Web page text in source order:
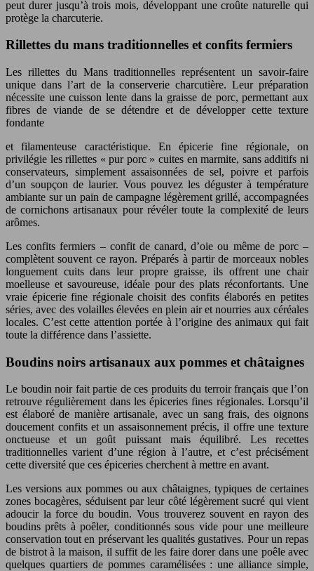
peut durer jusqu’à trois mois, développant une croûte naturelle qui
protège la charcuterie.
Rillettes du mans traditionnelles et confits fermiers
Les rillettes du Mans traditionnelles représentent un savoir-faire
unique dans l’art de la conserverie charcutière. Leur préparation
nécessite une cuisson lente dans la graisse de porc, permettant aux
fibres de viande de se détendre et de développer cette texture
fondante
et filamenteuse caractéristique. En épicerie fine régionale, on
privilégie les rillettes « pur porc » cuites en marmite, sans additifs ni
conservateurs, simplement assaisonnées de sel, poivre et parfois
d’un soupçon de laurier. Vous pouvez les déguster à température
ambiante sur un pain de campagne légèrement grillé, accompagnées
de cornichons artisanaux pour révéler toute la complexité de leurs
arômes.
Les confits fermiers – confit de canard, d’oie ou même de porc –
complètent souvent ce rayon. Préparés à partir de morceaux nobles
longuement cuits dans leur propre graisse, ils offrent une chair
moelleuse et savoureuse, idéale pour des plats réconfortants. Une
vraie épicerie fine régionale choisit des confits élaborés en petites
séries, avec des volailles élevées en plein air et nourries aux céréales
locales. C’est cette attention portée à l’origine des animaux qui fait
toute la différence dans l’assiette.
Boudins noirs artisanaux aux pommes et châtaignes
Le boudin noir fait partie de ces produits du terroir français que l’on
retrouve régulièrement dans les épiceries fines régionales. Lorsqu’il
est élaboré de manière artisanale, avec un sang frais, des oignons
doucement confits et un assaisonnement précis, il offre une texture
onctueuse et un goût puissant mais équilibré. Les recettes
traditionnelles varient d’une région à l’autre, et c’est précisément
cette diversité que ces épiceries cherchent à mettre en avant.
Les versions aux pommes ou aux châtaignes, typiques de certaines
zones bocagères, séduisent par leur côté légèrement sucré qui vient
adoucir la force du boudin. Vous trouverez souvent en rayon des
boudins prêts à poêler, conditionnés sous vide pour une meilleure
conservation tout en préservant les qualités gustatives. Pour un repas
de bistrot à la maison, il suffit de les faire dorer dans une poêle avec
quelques quartiers de pommes caramélisées : une alliance simple,